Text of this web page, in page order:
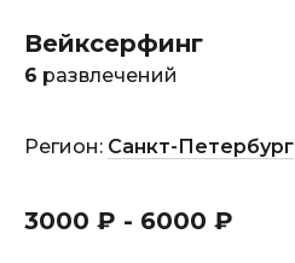
Вейксерфинг
6 развлечений
Регион: Санкт-Петербург
3000 ₽ - 6000 ₽